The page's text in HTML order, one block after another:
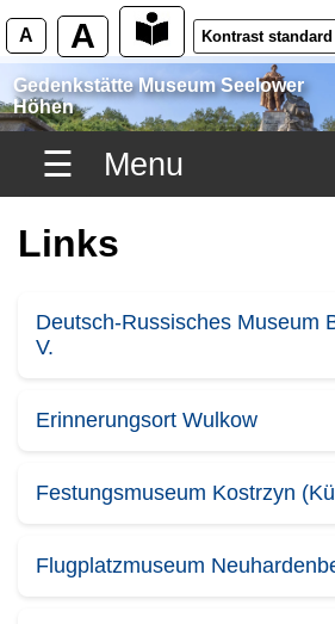
A A
Gedenkstätte Museum Seelower
Höhen
☰ Menu
Links
Deutsch-Russisches Museum
V.
Erinnerungsort Wulkow
Festungsmuseum Kostrzyn
Flugplatzmuseum